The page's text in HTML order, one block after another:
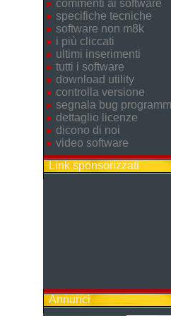
commenti ai software
specifiche tecniche
software non m8k
i più cliccati
ultimi inserimenti
tutti i software
download utility
controlla versione
segnala bug
dettaglio licenze
dicono di noi
video software
Link sponsorizzati
Annunci